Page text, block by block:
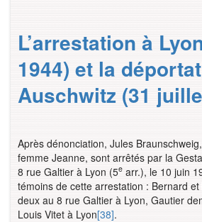
L’arrestation à
1944) et la
Auschwitz (31
Après dénonciation, Jules
femme Jeanne, sont arrêtés par la
8 rue Galtier à Lyon (5e arr.), le 10 juin
témoins de cette arrestation : Bernard
deux au 8 rue Galtier à Lyon, Gautier
Louis Vitet à Lyon[38].